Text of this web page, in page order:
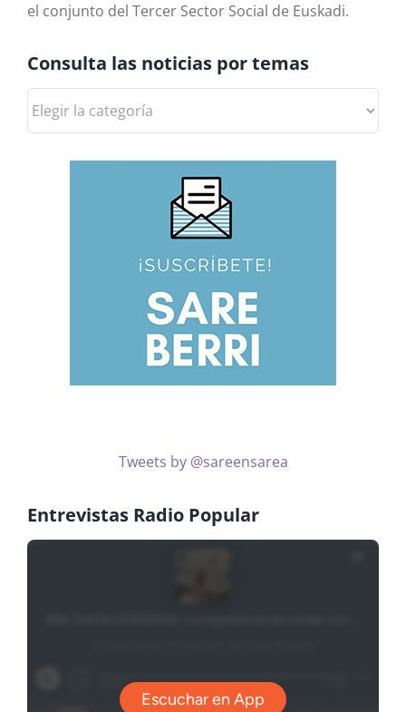
el conjunto del Tercer Sector Social de Euskadi.
Consulta las noticias por temas
las
Tweets by @sareensarea
Entrevistas Radio Popular